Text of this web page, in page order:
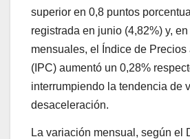
superior en 0,8 puntos
registrada en junio (4,82%) y,
mensuales, el Índice de
(IPC) aumentó un 0,28%
interrumpiendo la tendencia de
desaceleración.
La variación mensual, según el